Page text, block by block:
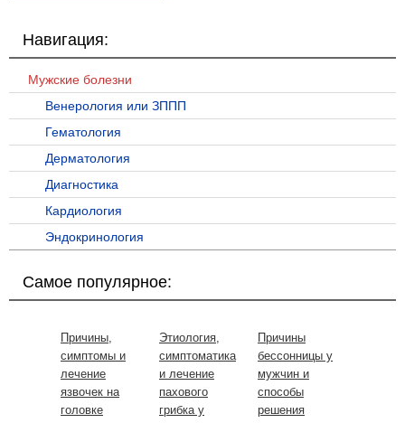
Навигация:
Мужские болезни
Венерология или ЗППП
Гематология
Дерматология
Диагностика
Кардиология
Эндокринология
Самое популярное:
Причины,
симптомы и
лечение
язвочек на
головке
Этиология,
симптоматика
и лечение
пахового
грибка у
Причины
бессонницы у
мужчин и
способы
решения